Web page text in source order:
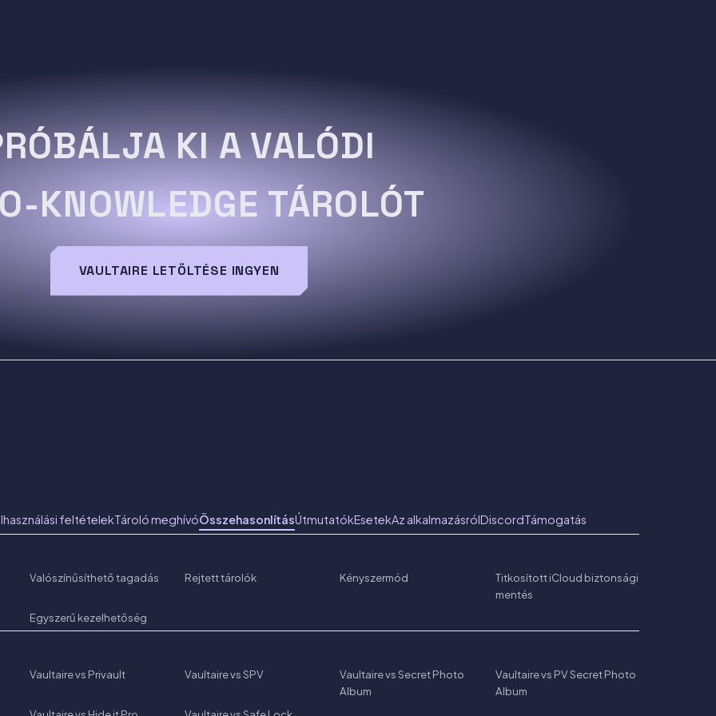
KI A VALÓDI
KNOWLEDGE TÁROLÓT
VAULTAIRE LETÖLTÉSE INGYEN
feltételekTároló meghívóÖsszehasonlításÚtmutatókEsetekAz alkalmazásrólDiscordTámogatás
Valószínűsíthető tagadás Rejtett tárolók Kényszermód
Titkosított iCloud biztonsági
mentés
Egyszerű kezelhetőség
Vaultaire vs Privault Vaultaire vs SPV
Vaultaire vs Secret Photo
Album
Vaultaire vs PV Secret Photo
Album